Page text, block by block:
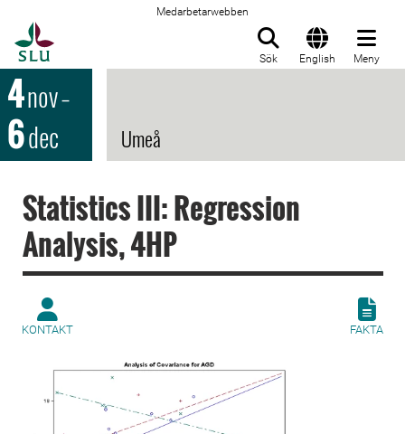
Medarbetarwebben
Sök English Meny
4nov–
6dec Umeå
Statistics III: Regression
Analysis, 4HP
KONTAKT FAKTA